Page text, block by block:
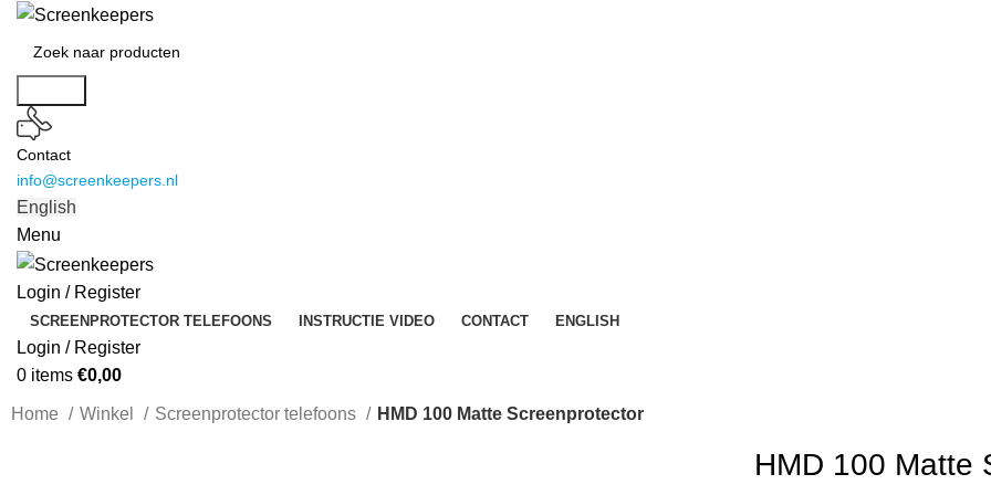
Contact
info@screenkeepers.nl
English
Menu
Login / Register
SCREENPROTECTOR TELEFOONS INSTRUCTIE VIDEO CONTACT ENGLISH
Login / Register
0 items €0,00
Home Winkel Screenprotector telefoons HMD 100 Matte Screenprotector
HMD 100 Matte